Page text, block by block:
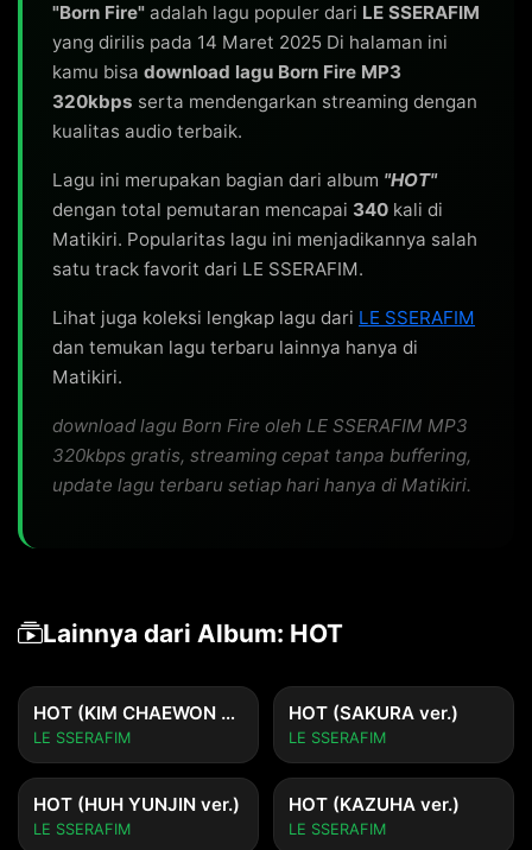
"Born Fire" adalah lagu populer dari LE SSERAFIM
yang dirilis pada 14 Maret 2025 Di halaman ini
kamu bisa download lagu Born Fire MP3
320kbps serta mendengarkan streaming dengan
kualitas audio terbaik.
Lagu ini merupakan bagian dari album "HOT"
dengan total pemutaran mencapai 340 kali di
Matikiri. Popularitas lagu ini menjadikannya salah
satu track favorit dari LE SSERAFIM.
Lihat juga koleksi lengkap lagu dari LE SSERAFIM
dan temukan lagu terbaru lainnya hanya di
Matikiri.
download lagu Born Fire oleh LE SSERAFIM MP3
320kbps gratis, streaming cepat tanpa buffering,
update lagu terbaru setiap hari hanya di Matikiri.
Lainnya dari Album: HOT
HOT (KIM CHAEWON ver.)
LE SSERAFIM
HOT (SAKURA ver.)
LE SSERAFIM
HOT (HUH YUNJIN ver.)
LE SSERAFIM
HOT (KAZUHA ver.)
LE SSERAFIM